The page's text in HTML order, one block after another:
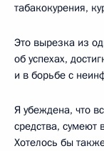
табакокурения,
Это вырезка из
об успехах,
и в борьбе с
Я убеждена, что
средства, сумеют
Хотелось бы